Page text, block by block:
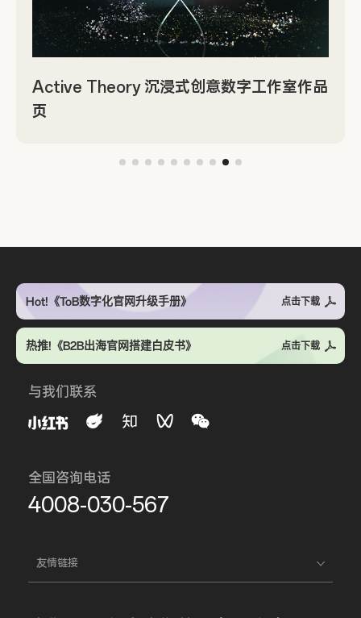
Active Theory 沉浸式创意数字工作室作品
页
Hot!《ToB数字化官网升级手册》 点击下载
热推!《B2B出海官网搭建白皮书》 点击下载
与我们联系
全国咨询电话
4008-030-567
友情链接